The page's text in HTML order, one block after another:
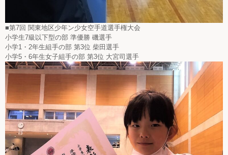
■第7回 関東地区少年ン少女空手道選手権大会
小学生7級以下型の部 準優勝 磯選手
小学1・2年生組手の部 第3位 柴田選手
小学5・6年生女子組手の部 第3位 大宮司選手